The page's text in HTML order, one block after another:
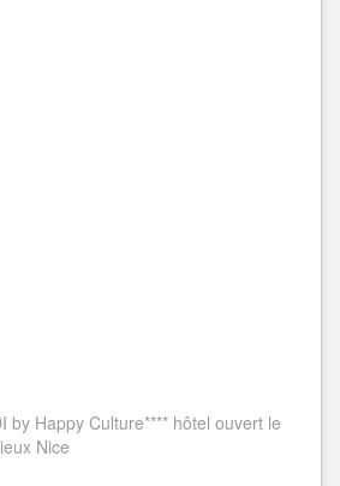
by Happy Culture**** hôtel ouvert le
Nice